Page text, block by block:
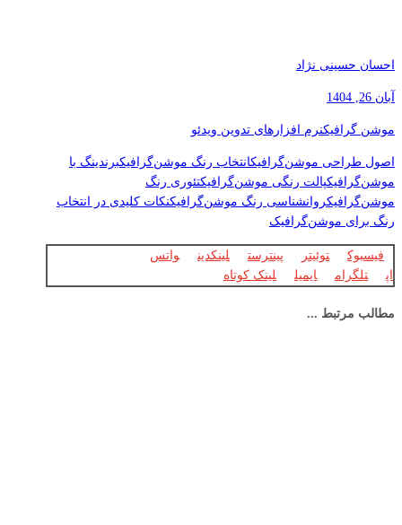
احسان حسینی نژاد
آبان 26, 1404
موشن گرافیکنرم افزارهای تدوین ویدئو
اصول طراحی موشن‌گرافیکانتخاب رنگ موشن‌گرافیکبرندینگ با
موشن‌گرافیکپالت رنگی موشن‌گرافیکتئوری رنگ
موشن‌گرافیکروانشناسی رنگ موشن‌گرافیکنکات کلیدی در انتخاب
رنگ برای موشن‌گرافیک
فیسبوک توئیتر پینترست لینکدین
واتس
اپ
تلگرام ایمیل لینک کوتاه
مطالب مرتبط ...